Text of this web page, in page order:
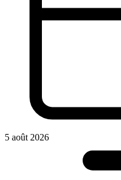
5 août 2026